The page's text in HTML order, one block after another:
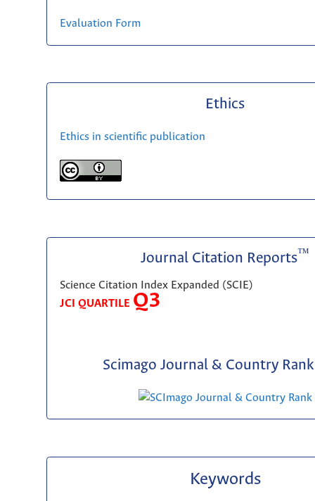
Evaluation Form
Ethics
Ethics in scientific publication
Journal Citation Reports™
Science Citation Index Expanded (SCIE)
JCI QUARTILE Q3
Scimago Journal & Country Rank
Keywords